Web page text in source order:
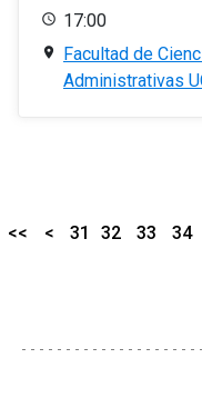
17:00
Facultad de
Administrativas
<< < 31 32 33 34